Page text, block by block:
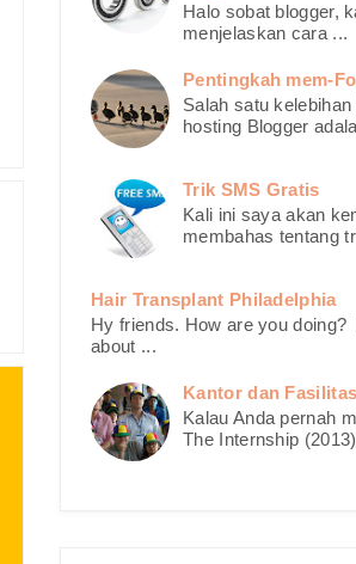
Halo sobat blogger,
menjelaskan cara ...
Pentingkah mem-
Salah satu kelebihan
hosting Blogger
Trik SMS Gratis
Kali ini saya akan
membahas tentang
Hair Transplant Philadelphia
Hy friends. How are you doing?
about ...
Kantor dan
Kalau Anda pernah
The Internship